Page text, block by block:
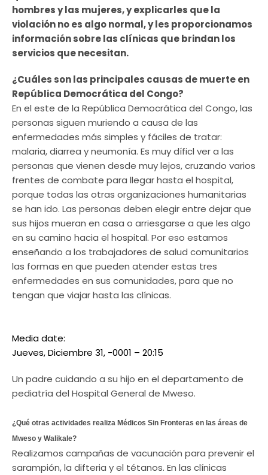
hombres y las mujeres, y explicarles que la
violación no es algo normal, y les proporcionamos
información sobre las clínicas que brindan los
servicios que necesitan.
¿Cuáles son las principales causas de muerte en
República Democrática del Congo?
En el este de la República Democrática del Congo, las
personas siguen muriendo a causa de las
enfermedades más simples y fáciles de tratar:
malaria, diarrea y neumonía. Es muy díficl ver a las
personas que vienen desde muy lejos, cruzando varios
frentes de combate para llegar hasta el hospital,
porque todas las otras organizaciones humanitarias
se han ido. Las personas deben elegir entre dejar que
sus hijos mueran en casa o arriesgarse a que les algo
en su camino hacia el hospital. Por eso estamos
enseñando a los trabajadores de salud comunitarios
las formas en que pueden atender estas tres
enfermedades en sus comunidades, para que no
tengan que viajar hasta las clínicas.
Media date:
Jueves, Diciembre 31, -0001 – 20:15
Un padre cuidando a su hijo en el departamento de
pediatría del Hospital General de Mweso.
¿Qué otras actividades realiza Médicos Sin Fronteras en las áreas de
Mweso y Walikale?
Realizamos campañas de vacunación para prevenir el
sarampión, la difteria y el tétanos. En las clínicas